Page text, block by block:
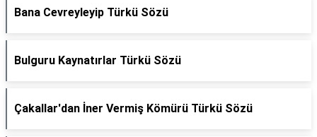
Bana Cevreyleyip Türkü Sözü
Bulguru Kaynatırlar Türkü Sözü
Çakallar'dan İner Vermiş Kömürü Türkü Sözü